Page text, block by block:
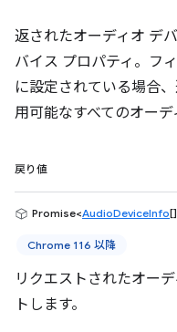
返されたオーディオ デ
バイス プロパティ。フ
に設定されている場合
用可能なすべてのオーデ
戻り値
Promise<AudioDeviceInfo
Chrome 116 以降
リクエストされたオー
トします。